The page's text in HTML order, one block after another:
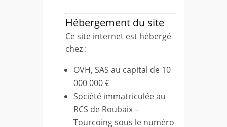
Hébergement du site
Ce site internet est hébergé
chez :
OVH, SAS au capital de 10
000 000 €
Société immatriculée au
RCS de Roubaix –
Tourcoing sous le numéro